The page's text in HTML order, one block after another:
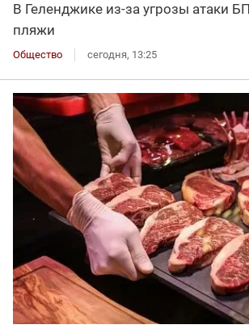
В Геленджике из-за угрозы атаки
пляжи
Общество сегодня, 13:25